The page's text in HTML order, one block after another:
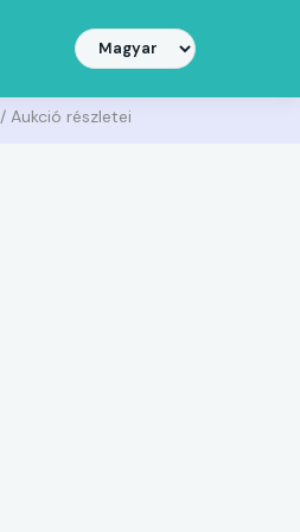
/ Aukció részletei